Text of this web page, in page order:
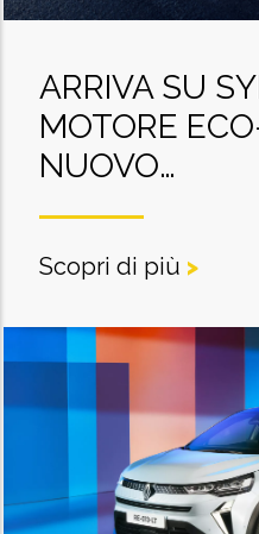
ARRIVA SU
MOTORE
NUOVO…
Scopri di più >